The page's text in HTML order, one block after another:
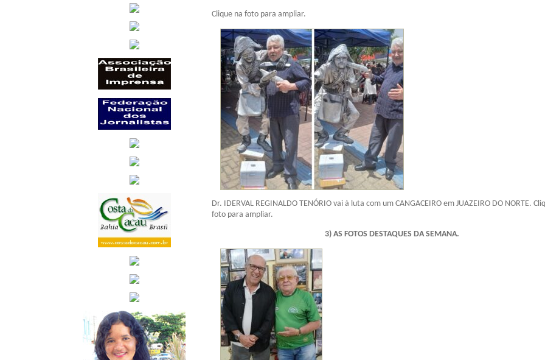
Clique na foto para ampliar.
Dr. IDERVAL REGINALDO TENÓRIO vai à luta com um CANGACEIRO em JUAZEIRO DO NORTE.
foto para ampliar.
3) AS FOTOS DESTAQUES DA SEMANA.